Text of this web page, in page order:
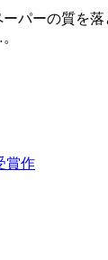
パーの質を
賞作